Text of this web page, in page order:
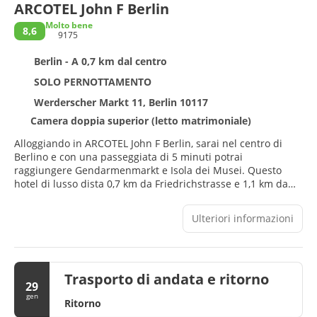
ARCOTEL John F Berlin
8,6
Molto bene
9175
Berlin - A 0,7 km dal centro
SOLO PERNOTTAMENTO
Werderscher Markt 11, Berlin 10117
Camera doppia superior (letto matrimoniale)
Alloggiando in ARCOTEL John F Berlin, sarai nel centro di
Berlino e con una passeggiata di 5 minuti potrai
raggiungere Gendarmenmarkt e Isola dei Musei. Questo
hotel di lusso dista 0,7 km da Friedrichstrasse e 1,1 km da
Approfitta dei servizi ricreativi disponibili, che includono
una sauna, una palestra e un servizio di noleggio biciclette.
In questo hotel potrai inoltre contare su il Wi-Fi gratuito,
negozi in loco e servizi per matrimoni.
Soggiorna in una delle 190 camere della struttura, complete
di TV a schermo piatto. Grazie ad un comodo letto con
Ulteriori informazioni
29
gen
Trasporto di andata e ritorno
Ritorno